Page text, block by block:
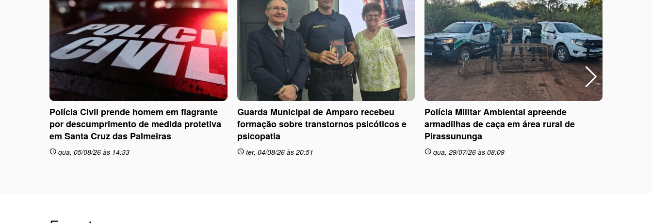
Polícia Civil prende homem em flagrante
por descumprimento de medida protetiva
em Santa Cruz das Palmeiras
schedule qua, 05/08/26 às 14:33
Guarda Municipal de Amparo recebeu
formação sobre transtornos psicóticos e
psicopatia
scheduleter, 04/08/26 às 20:51
Polícia Militar Ambiental apreende
armadilhas de caça em área rural de
Pirassununga
schedule qua, 29/07/26 às 08:09